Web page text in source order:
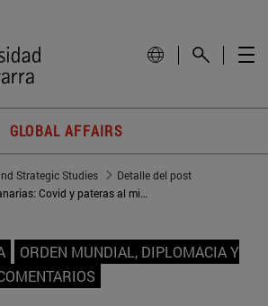
GLOBAL AFFAIRS
Strategic Studies
Detalle del post
Crisis migratoria de Canarias: Covid y pateras al mismo tiempo
ORDEN MUNDIAL, DIPLOMACIA Y